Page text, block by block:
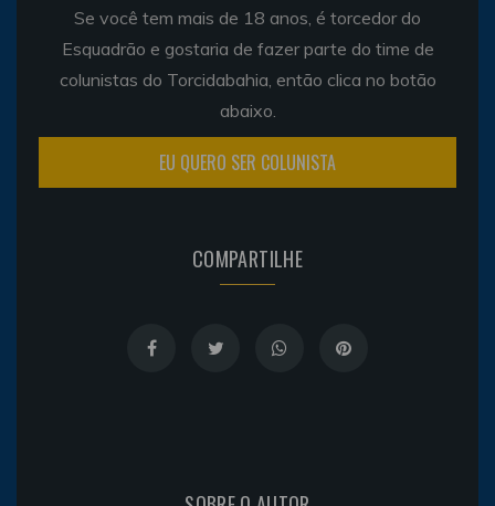
Se você tem mais de 18 anos, é torcedor do
Esquadrão e gostaria de fazer parte do time de
colunistas do Torcidabahia, então clica no botão
abaixo.
EU QUERO SER COLUNISTA
COMPARTILHE